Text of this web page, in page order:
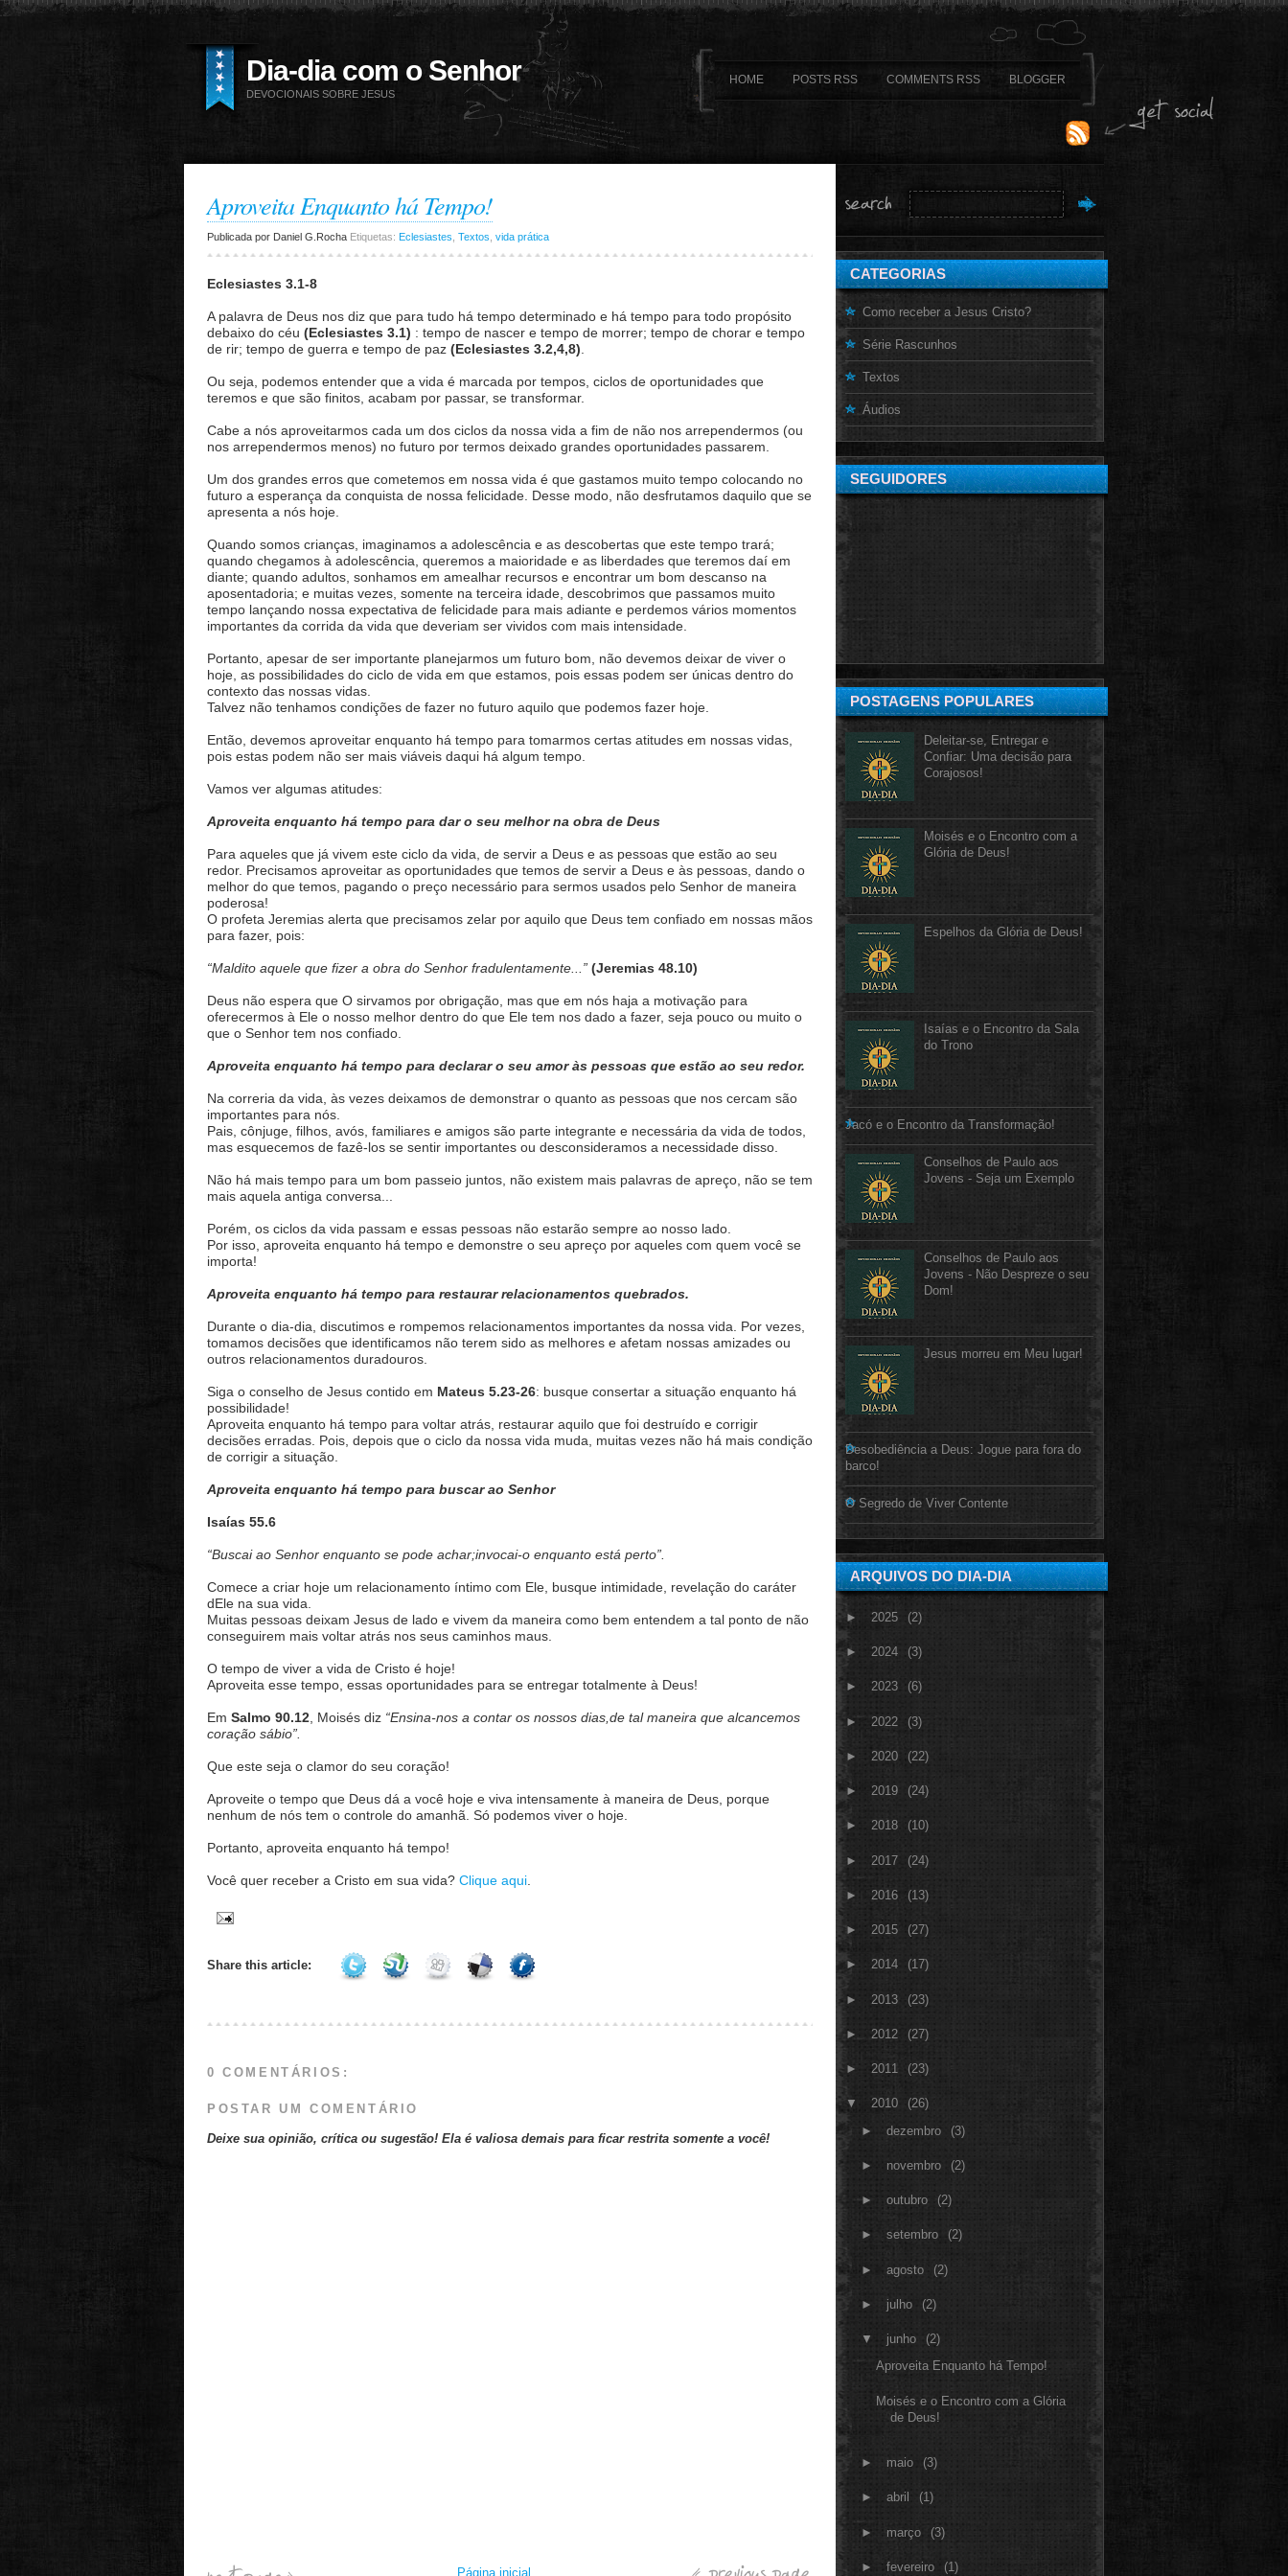
Dia-dia com o Senhor
DEVOCIONAIS SOBRE JESUS
HOME POSTS RSS COMMENTS RSS BLOGGER
Aproveita Enquanto há Tempo!
Publicada por Daniel G.Rocha Etiquetas: Eclesiastes Textos vida prática
Eclesiastes 3.1-8
A palavra de Deus nos diz que para tudo há tempo determinado e há tempo para todo propósito
debaixo do céu (Eclesiastes 3.1) : tempo de nascer e tempo de morrer; tempo de chorar e tempo
de rir; tempo de guerra e tempo de paz (Eclesiastes 3.2,4,8)
Ou seja, podemos entender que a vida é marcada por tempos, ciclos de oportunidades que
teremos e que são finitos, acabam por passar, se transformar.
Cabe a nós aproveitarmos cada um dos ciclos da nossa vida a fim de não nos arrependermos (ou
nos arrependermos menos) no futuro por termos deixado grandes oportunidades passarem.
Um dos grandes erros que cometemos em nossa vida é que gastamos muito tempo colocando no
futuro a esperança da conquista de nossa felicidade. Desse modo, não desfrutamos daquilo que se
apresenta a nós hoje.
Quando somos crianças, imaginamos a adolescência e as descobertas que este tempo trará;
quando chegamos à adolescência, queremos a maioridade e as liberdades que teremos daí em
diante; quando adultos, sonhamos em amealhar recursos e encontrar um bom descanso na
aposentadoria; e muitas vezes, somente na terceira idade, descobrimos que passamos muito
tempo lançando nossa expectativa de felicidade para mais adiante e perdemos vários momentos
importantes da corrida da vida que deveriam ser vividos com mais intensidade.
Portanto, apesar de ser importante planejarmos um futuro bom, não devemos deixar de viver o
hoje, as possibilidades do ciclo de vida em que estamos, pois essas podem ser únicas dentro do
contexto das nossas vidas.
Talvez não tenhamos condições de fazer no futuro aquilo que podemos fazer hoje.
Então, devemos aproveitar enquanto há tempo para tomarmos certas atitudes em nossas vidas,
pois estas podem não ser mais viáveis daqui há algum tempo.
Vamos ver algumas atitudes:
Aproveita enquanto há tempo para dar o seu melhor na obra de Deus
Para aqueles que já vivem este ciclo da vida, de servir a Deus e as pessoas que estão ao seu
redor. Precisamos aproveitar as oportunidades que temos de servir a Deus e às pessoas, dando o
melhor do que temos, pagando o preço necessário para sermos usados pelo Senhor de maneira
poderosa!
O profeta Jeremias alerta que precisamos zelar por aquilo que Deus tem confiado em nossas mãos
para fazer, pois:
“Maldito aquele que fizer a obra do Senhor fradulentamente...” (Jeremias 48.10)
Deus não espera que O sirvamos por obrigação, mas que em nós haja a motivação para
oferecermos à Ele o nosso melhor dentro do que Ele tem nos dado a fazer, seja pouco ou muito o
que o Senhor tem nos confiado.
Aproveita enquanto há tempo para declarar o seu amor às pessoas que estão ao seu redor.
Na correria da vida, às vezes deixamos de demonstrar o quanto as pessoas que nos cercam são
importantes para nós.
Pais, cônjuge, filhos, avós, familiares e amigos são parte integrante e necessária da vida de todos,
mas esquecemos de fazê-los se sentir importantes ou desconsideramos a necessidade disso.
Não há mais tempo para um bom passeio juntos, não existem mais palavras de apreço, não se tem
mais aquela antiga conversa...
Porém, os ciclos da vida passam e essas pessoas não estarão sempre ao nosso lado.
Por isso, aproveita enquanto há tempo e demonstre o seu apreço por aqueles com quem você se
importa!
Aproveita enquanto há tempo para restaurar relacionamentos quebrados.
Durante o dia-dia, discutimos e rompemos relacionamentos importantes da nossa vida. Por vezes,
tomamos decisões que identificamos não terem sido as melhores e afetam nossas amizades ou
outros relacionamentos duradouros.
Siga o conselho de Jesus contido em Mateus 5.23-26: busque consertar a situação enquanto há
possibilidade!
Aproveita enquanto há tempo para voltar atrás, restaurar aquilo que foi destruído e corrigir
decisões erradas. Pois, depois que o ciclo da nossa vida muda, muitas vezes não há mais condição
de corrigir a situação.
Aproveita enquanto há tempo para buscar ao Senhor
Isaías 55.6
“Buscai ao Senhor enquanto se pode achar;invocai-o enquanto está perto”.
Comece a criar hoje um relacionamento íntimo com Ele, busque intimidade, revelação do caráter
dEle na sua vida.
Muitas pessoas deixam Jesus de lado e vivem da maneira como bem entendem a tal ponto de não
conseguirem mais voltar atrás nos seus caminhos maus.
O tempo de viver a vida de Cristo é hoje!
Aproveita esse tempo, essas oportunidades para se entregar totalmente à Deus!
Em Salmo 90.12 , Moisés diz “Ensina-nos a contar os nossos dias,de tal maneira que alcancemos
coração sábio”.
Que este seja o clamor do seu coração!
Aproveite o tempo que Deus dá a você hoje e viva intensamente à maneira de Deus, porque
nenhum de nós tem o controle do amanhã. Só podemos viver o hoje.
Portanto, aproveita enquanto há tempo!
Você quer receber a Cristo em sua vida? Clique aqui
Share this article:
0 COMENTÁRIOS:
POSTAR UM COMENTÁRIO
Deixe sua opinião, crítica ou sugestão! Ela é valiosa demais para ficar restrita somente a você!
Página inicial
CATEGORIAS
Como receber a Jesus Cristo?
Série Rascunhos
Textos
Áudios
SEGUIDORES
POSTAGENS POPULARES
Deleitar-se, Entregar e
Confiar: Uma decisão para
Corajosos!
Moisés e o Encontro com a
Glória de Deus!
Espelhos da Glória de Deus!
Isaías e o Encontro da Sala
do Trono
Jacó e o Encontro da Transformação!
Conselhos de Paulo aos
Jovens - Seja um Exemplo
Conselhos de Paulo aos
Jovens - Não Despreze o seu
Dom!
Jesus morreu em Meu lugar!
Desobediência a Deus: Jogue para fora do
barco!
O Segredo de Viver Contente
ARQUIVOS DO DIA-DIA
► 2025 (2)
► 2024 (3)
► 2023 (6)
► 2022 (3)
► 2020 (22)
► 2019 (24)
► 2018 (10)
► 2017 (24)
► 2016 (13)
► 2015 (27)
► 2014 (17)
► 2013 (23)
► 2012 (27)
► 2011 (23)
▼ 2010
(26)
►
dezembro (3)
► novembro (2)
► outubro (2)
► setembro (2)
► agosto (2)
► julho (2)
▼ junho
(2)
Aproveita Enquanto há Tempo!
Moisés e o Encontro com a Glória
de Deus!
► maio (3)
► abril (1)
► março (3)
► fevereiro (1)